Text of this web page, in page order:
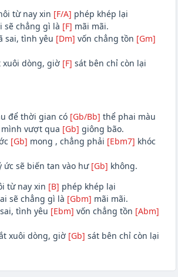
từ nay xin [F/A] phép khép lại
sẽ chẳng gì là [F] mãi mãi.
sai, tình yêu [Dm] vốn chẳng tồn [Gm]
xuôi dòng, giờ [F] sát bên chỉ còn lại
để thời gian có [Gb/Bb] thể phai màu
vượt qua [Gb] giông bão.
[Gb] mong , chẳng phải [Ebm7] khóc
ức sẽ biến tan vào hư [Gb] không.
từ nay xin [B] phép khép lại
ai sẽ chẳng gì là [Gbm] mãi mãi.
tình yêu [Ebm] vốn chẳng tồn [Abm]
xuôi dòng, giờ [Gb] sát bên chỉ còn lại